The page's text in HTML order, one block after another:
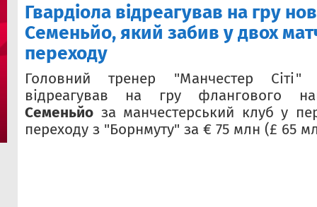
Гвардіола відреагував на гру
Семеньйо, який забив у двох
переходу
Головний тренер "Манчестер
відреагував на гру флангового
Семеньйо за манчестерський клуб у
переходу з "Борнмуту" за € 75 млн (£ 65